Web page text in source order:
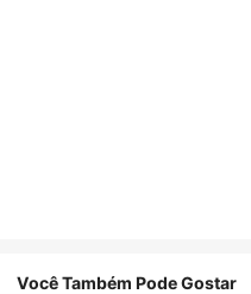
Você Também Pode Gostar